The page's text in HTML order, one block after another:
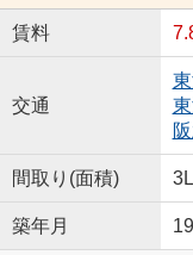
賃料
交通
間取り(面積)
築年月